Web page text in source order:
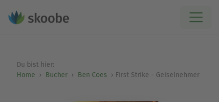
Du bist hier:
Home
Bücher Ben Coes First Strike - Geiselnehmer